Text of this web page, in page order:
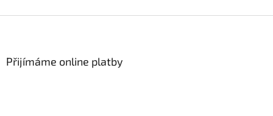
Přijímáme online platby